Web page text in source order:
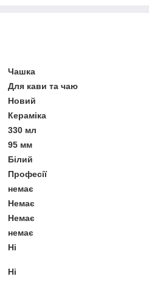
Чашка
Для кави та чаю
Новий
Кераміка
330 мл
95 мм
Білий
Професії
немає
Немає
Немає
немає
Ні
Ні